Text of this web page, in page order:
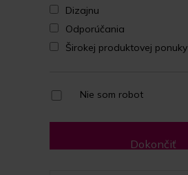
Dizajnu
Odporúčania
Širokej produktovej ponuky
Nie som robot
Dokončiť